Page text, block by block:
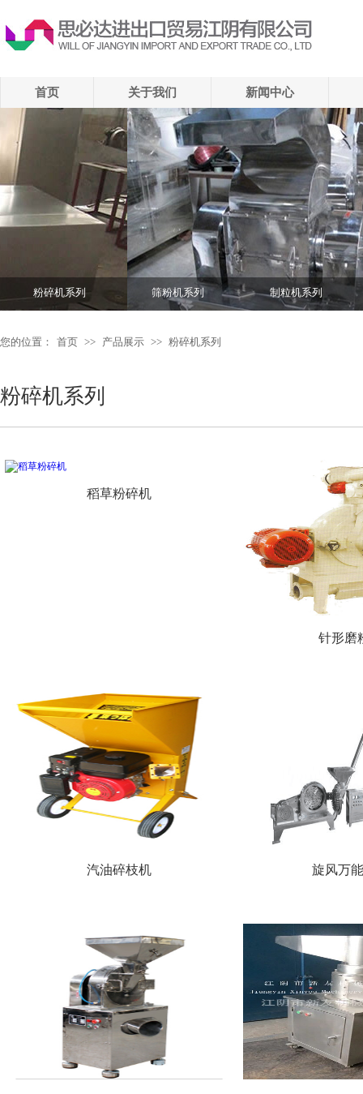
首页 关于我们 新闻中心
粉碎机系列 筛粉机系列 制粒机系列
您的位置： 首页 >> 产品展示 >> 粉碎机系列
粉碎机系列
稻草粉碎机
针形磨
汽油碎枝机 旋风万